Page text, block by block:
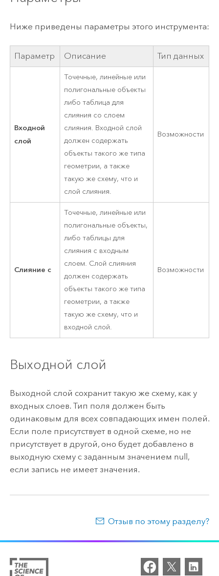
Ниже приведены параметры этого инструмента:
Параметр Описание Тип данных
Входной
слой
Точечные, линейные или
полигональные объекты
либо таблица для
слияния со слоем
слияния. Входной слой
должен содержать
объекты такого же типа
геометрии, а также
такую же схему, что и
слой слияния.
Возможности
Слияние с
Точечные, линейные или
полигональные объекты,
либо таблицы для
слияния с входным
слоем. Слой слияния
должен содержать
объекты такого же типа
геометрии, а также
такую же схему, что и
входной слой.
Возможности
Выходной слой
Выходной слой сохранит такую же схему, как у
входных слоев. Тип поля должен быть
одинаковым для всех совпадающих имен полей.
Если поле присутствует в одной схеме, но не
присутствует в другой, оно будет добавлено в
выходную схему с заданным значением null,
если запись не имеет значения.
Отзыв по этому разделу?